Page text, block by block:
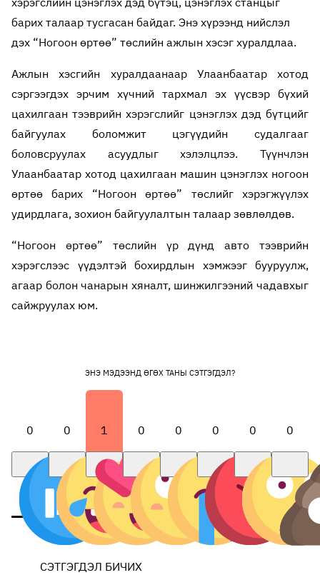
барих талаар тусгасан байдаг. Энэ хүрээнд нийслэл
дэх “Ногоон өртөө” төслийн ажлын хэсэг хуралдлаа.
Ажлын хэсгийн хуралдаанаар Улаанбаатар хотод
сэргээгдэх эрчим хүчний тархмал эх үүсвэр бүхий
цахилгаан тээврийн хэрэгслийг цэнэглэх дэд бүтцийг
байгуулах боломжит цэгүүдийн судалгааг
боловсруулах асуудлыг хэлэлцлээ. Түүнчлэн
Улаанбаатар хотод цахилгаан машин цэнэглэх ногоон
өртөө барих “Ногоон өртөө” төслийг хэрэгжүүлэх
удирдлага, зохион байгуулалтын талаар зөвлөлдөв.
“Ногоон өртөө” төслийн үр дүнд авто тээврийн
хэрэгслээс үүдэлтэй бохирдлын хэмжээг бууруулж,
агаар болон чанарын хяналт, шинжилгээний чадавхыг
сайжруулах юм.
ЭНЭ МЭДЭЭНД ӨГӨХ ТАНЫ СЭТГЭГДЭЛ?
0 0 1 0 0 0 0 0
СЭТГЭГДЭЛ БИЧИХ